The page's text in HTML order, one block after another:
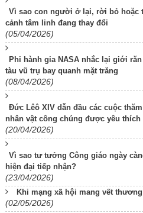
Vì sao con người ở lại, rời bỏ hoặc
cảnh tâm linh đang thay đổi
(05/04/2026)
Phi hành gia NASA nhắc lại giới
tàu vũ trụ bay quanh mặt trăng
(08/04/2026)
Đức Lêô XIV dẫn đầu các cuộc
nhân vật công chúng được yêu thích
(20/04/2026)
Vì sao tư tưởng Công giáo ngày
hiện đại tiếp nhận?
(23/04/2026)
Khi mạng xã hội mang vết
(02/05/2026)